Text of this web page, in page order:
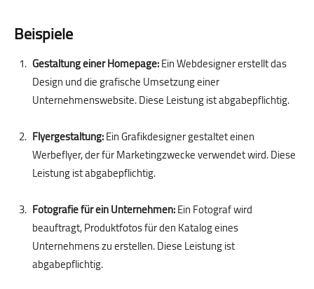
Beispiele
Gestaltung einer Homepage:Ein Webdesigner erstellt das
Design und die grafische Umsetzung einer
Unternehmenswebsite. Diese Leistung ist abgabepflichtig.
Flyergestaltung:Ein Grafikdesigner gestaltet einen
Werbeflyer, der für Marketingzwecke verwendet wird. Diese
Leistung ist abgabepflichtig.
Fotografie für ein Unternehmen:Ein Fotograf wird
beauftragt, Produktfotos für den Katalog eines
Unternehmens zu erstellen. Diese Leistung ist
abgabepflichtig.